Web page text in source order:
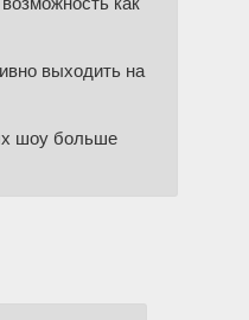
выходить на
шоу больше